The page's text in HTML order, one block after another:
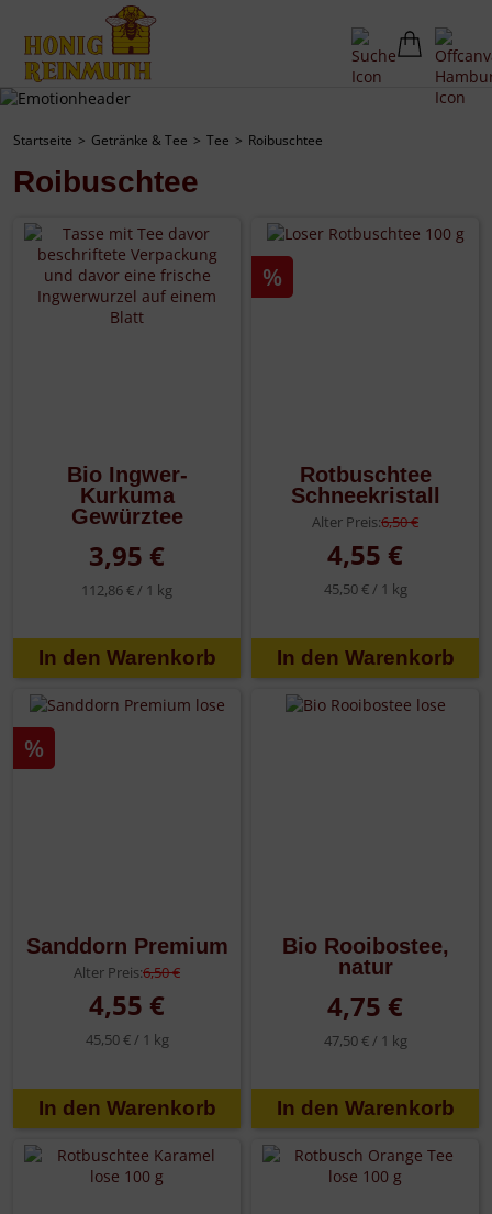
Startseite Getränke & Tee Tee Roibuschtee
Roibuschtee
Bio Ingwer-
Kurkuma
Gewürztee
3,95 €
112,86 € / 1 kg
%
Rotbuschtee
Schneekristall
Alter Preis:6,50 €
4,55 €
45,50 € / 1 kg
%
Sanddorn Premium
Alter Preis:6,50 €
4,55 €
45,50 € / 1 kg
Bio Rooibostee,
natur
4,75 €
47,50 € / 1 kg